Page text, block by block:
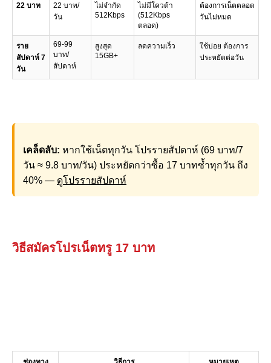
22 บาท
22 บาท/
วัน
ไม่จำกัด
512Kbps
ไม่มีโควต้า
(512Kbps
ตลอด)
ต้องการเน็ตตลอด
วันไม่หมด
ราย
สัปดาห์ 7
วัน
69-99
บาท/
สัปดาห์
สูงสุด
15GB+
ลดความเร็ว
ใช้บ่อย ต้องการ
ประหยัดต่อวัน
เคล็ดลับ: หากใช้เน็ตทุกวัน โปรรายสัปดาห์ (69 บาท/7
วัน ≈ 9.8 บาท/วัน) ประหยัดกว่าซื้อ 17 บาทซ้ำทุกวัน ถึง
40% — ดูโปรรายสัปดาห์
วิธีสมัครโปรเน็ตทรู 17 บาท